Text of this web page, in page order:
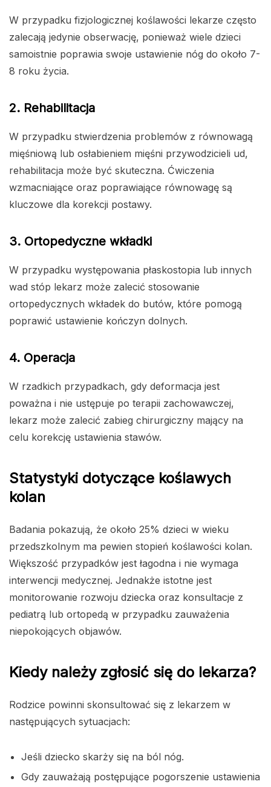
W przypadku fizjologicznej koślawości lekarze często
zalecają jedynie obserwację, ponieważ wiele dzieci
samoistnie poprawia swoje ustawienie nóg do około 7-
8 roku życia.
2. Rehabilitacja
W przypadku stwierdzenia problemów z równowagą
mięśniową lub osłabieniem mięśni przywodzicieli ud,
rehabilitacja może być skuteczna. Ćwiczenia
wzmacniające oraz poprawiające równowagę są
kluczowe dla korekcji postawy.
3. Ortopedyczne wkładki
W przypadku występowania płaskostopia lub innych
wad stóp lekarz może zalecić stosowanie
ortopedycznych wkładek do butów, które pomogą
poprawić ustawienie kończyn dolnych.
4. Operacja
W rzadkich przypadkach, gdy deformacja jest
poważna i nie ustępuje po terapii zachowawczej,
lekarz może zalecić zabieg chirurgiczny mający na
celu korekcję ustawienia stawów.
Statystyki dotyczące koślawych
kolan
Badania pokazują, że około 25% dzieci w wieku
przedszkolnym ma pewien stopień koślawości kolan.
Większość przypadków jest łagodna i nie wymaga
interwencji medycznej. Jednakże istotne jest
monitorowanie rozwoju dziecka oraz konsultacje z
pediatrą lub ortopedą w przypadku zauważenia
niepokojących objawów.
Kiedy należy zgłosić się do lekarza?
Rodzice powinni skonsultować się z lekarzem w
następujących sytuacjach:
Jeśli dziecko skarży się na ból nóg.
Gdy zauważają postępujące pogorszenie ustawienia